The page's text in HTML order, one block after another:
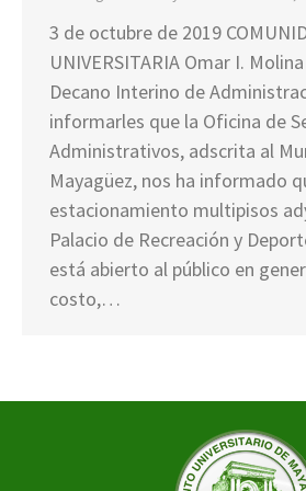
3 de octubre de 2019
UNIVERSITARIA Omar I.
Decano Interino de
informarles que la Oficina de
Administrativos, adscrita al
Mayagüez, nos ha informado
estacionamiento multipisos
Palacio de Recreación y
está abierto al público en
costo,…